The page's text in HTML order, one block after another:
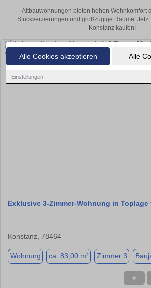
Alle Cookies akzeptieren Alle
Einstellungen
Altbauwohnungen bieten hohen Wohnkomfort
Stuckverzierungen und großzügige Räume.
Konstanz kaufen!
Exklusive 3-Zimmer-Wohnung in Toplage
Konstanz, 78464
Wohnung ca. 83,00 m² Zimmer 3
★